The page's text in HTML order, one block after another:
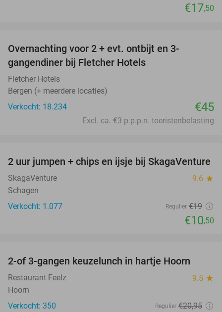
€17,50
Overnachting voor 2 + evt. ontbijt en 3-
gangendiner bij Fletcher Hotels
Fletcher Hotels
Bergen (+ meerdere locaties)
Verkocht: 18.234
€45
Excl. ca. €3 p.p.p.n. toeristenbelasting
45%
2 uur jumpen + chips en ijsje bij SkagaVenture
SkagaVenture 9.6 star
Schagen
Verkocht: 1.077
Regulier €19
€10,50
2-of 3-gangen keuzelunch in hartje Hoorn
Restaurant Feelz 9.5 star
Hoorn
Verkocht: 350
Regulier €20,95